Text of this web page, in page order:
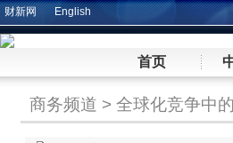
财新网 English
首页
商务频道 > 全球化竞争中